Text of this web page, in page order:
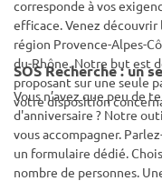
corresponde à vos
efficace. Venez
région Provence-Alpes-
du-Rhône. Notre but est
proposant sur une seule
votre disposition
SOS Recherche : un
Vous n’avez que peu de
d'anniversaire ? Notre
vous accompagner.
un formulaire dédié.
nombre de personnes.